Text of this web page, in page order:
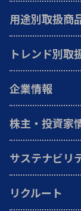
用途別取扱商
トレンド別取
企業情報
株主・投資家
サステナビリ
リクルート